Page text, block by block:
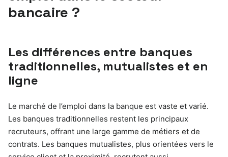
bancaire ?
Les différences entre banques
traditionnelles, mutualistes et en
ligne
Le marché de l’emploi dans la banque est vaste et varié.
Les banques traditionnelles restent les principaux
recruteurs, offrant une large gamme de métiers et de
contrats. Les banques mutualistes, plus orientées vers le